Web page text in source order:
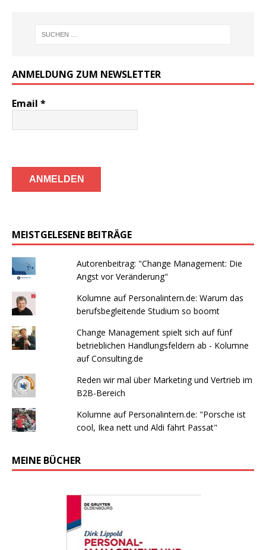
ANMELDUNG ZUM NEWSLETTER
Email *
MEISTGELESENE BEITRÄGE
Autorenbeitrag: "Change Management: Die
Angst vor Veränderung"
Kolumne auf Personalintern.de: Warum das
berufsbegleitende Studium so boomt
Change Management spielt sich auf fünf
betrieblichen Handlungsfeldern ab - Kolumne
auf Consulting.de
Reden wir mal über Marketing und Vertrieb im
B2B-Bereich
Kolumne auf Personalintern.de: "Porsche ist
cool, Ikea nett und Aldi fährt Passat"
MEINE BÜCHER